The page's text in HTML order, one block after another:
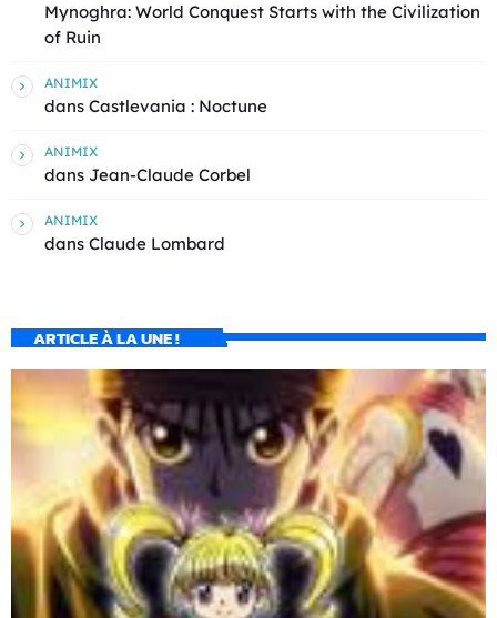
Mynoghra: World Conquest Starts with the Civilization
of Ruin
ANIMIX
dans Castlevania : Noctune
ANIMIX
dans Jean-Claude Corbel
ANIMIX
dans Claude Lombard
ARTICLE À LA UNE !